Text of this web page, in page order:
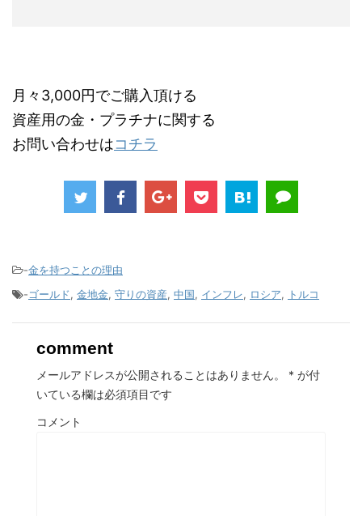
月々3,000円でご購入頂ける
資産用の金・プラチナに関する
お問い合わせはコチラ
-金を持つことの理由
-ゴールド, 金地金, 守りの資産, 中国, インフレ, ロシア, トルコ
comment
メールアドレスが公開されることはありません。 * が付
いている欄は必須項目です
コメント